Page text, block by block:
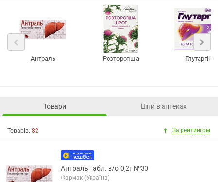
Антраль Розторопша Глутаргін
Товари Ціни в аптеках
Товарів: 82 За рейтингом
Антраль табл. в/о 0,2г №30
Фармак (Україна)